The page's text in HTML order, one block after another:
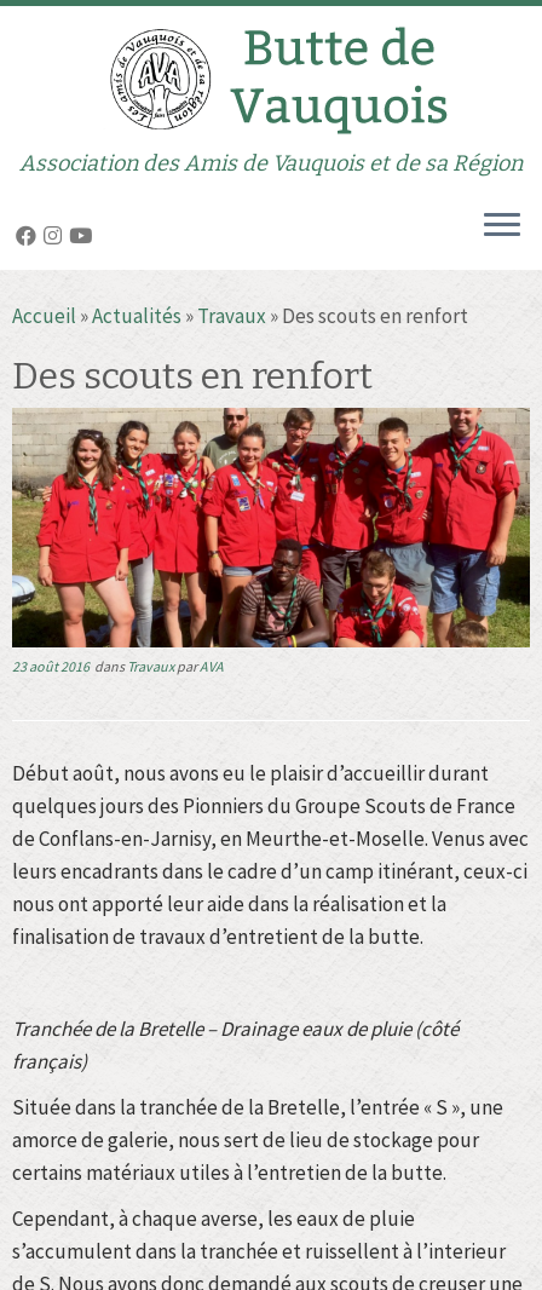
au
Association des Amis de Vauquois et de sa Région
Accueil »Actualités »Travaux»Des scouts en renfort
Des scouts en renfort
23 août 2016dans TravauxparAVA
Début août, nous avons eu le plaisir d’accueillir durant
quelques jours des Pionniers du Groupe Scouts de France
de Conflans-en-Jarnisy, en Meurthe-et-Moselle. Venus avec
leurs encadrants dans le cadre d’un camp itinérant, ceux-ci
nous ont apporté leur aide dans la réalisation et la
finalisation de travaux d’entretient de la butte.
Tranchée de la Bretelle – Drainage eaux de pluie (côté
français)
Située dans la tranchée de la Bretelle, l’entrée « S », une
amorce de galerie, nous sert de lieu de stockage pour
certains matériaux utiles à l’entretien de la butte.
Cependant, à chaque averse, les eaux de pluie
s’accumulent dans la tranchée et ruissellent à l’interieur
de S. Nous avons donc demandé aux scouts de creuser une